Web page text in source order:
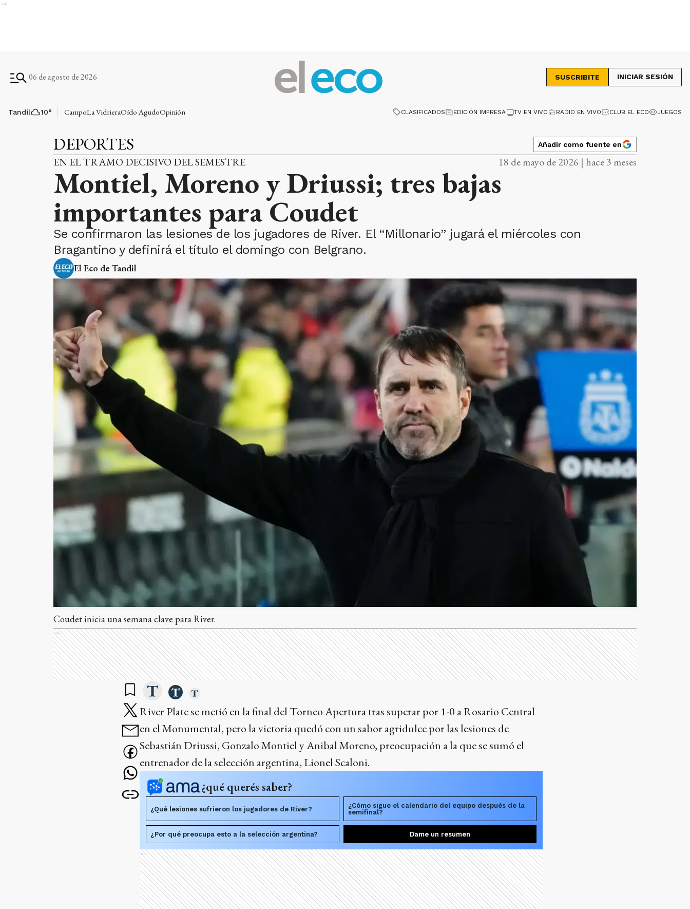
Ads
06 de agosto de 2026 SUSCRIBITE INICIAR SESIÓN
Tandil 10° CampoLa VidrieraOído AgudoOpinión CLASIFICADOS EDICIÓN IMPRESA TV EN VIVO RADIO EN VIVO CLUB EL ECO JUEGOS
DEPORTES Añadir como fuente en
EN EL TRAMO DECISIVO DEL SEMESTRE 18 de mayo de 2026 | hace 3 meses
Montiel, Moreno y Driussi; tres bajas
importantes para Coudet
Se confirmaron las lesiones de los jugadores de River. El “Millonario” jugará el miércoles con
Bragantino y definirá el título el domingo con Belgrano.
El Eco de Tandil
Coudet inicia una semana clave para River.
Ads
River Plate se metió en la final del Torneo Apertura tras superar por 1-0 a Rosario Central
en el Monumental, pero la victoria quedó con un sabor agridulce por las lesiones de
Sebastián Driussi, Gonzalo Montiel y Anibal Moreno, preocupación a la que se sumó el
entrenador de la selección argentina, Lionel Scaloni.
¿qué querés saber?
¿Qué lesiones sufrieron los jugadores de River?
¿Cómo sigue el calendario del equipo después de la
semifinal?
¿Por qué preocupa esto a la selección argentina? Dame un resumen
Ads